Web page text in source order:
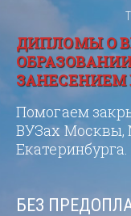
ДИПЛОМЫ О
ЗАНЕСЕНИЕМ
Помогаем
ВУЗах Москвы,
БЕЗ